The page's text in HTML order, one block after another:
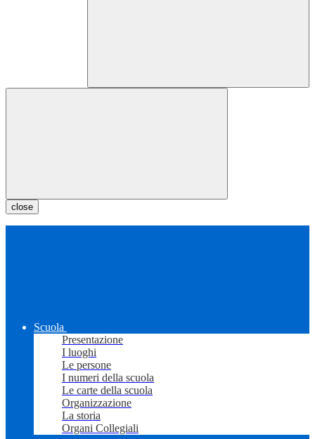
close
Scuola
Presentazione
I luoghi
Le persone
I numeri della scuola
Le carte della scuola
Organizzazione
La storia
Organi Collegiali